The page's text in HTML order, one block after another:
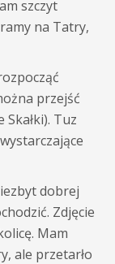
szczyt
na Tatry,
przejść
Tuz
dobrej
Zdjęcie
Mam
ale przetarło